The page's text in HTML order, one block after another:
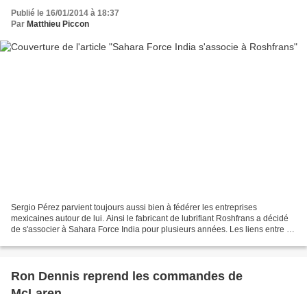
Publié le 16/01/2014 à 18:37
Par Matthieu Piccon
Sergio Pérez parvient toujours aussi bien à fédérer les entreprises
mexicaines autour de lui. Ainsi le fabricant de lubrifiant Roshfrans a décidé
de s'associer à Sahara Force India pour plusieurs années. Les liens entre le
Ron Dennis reprend les commandes de